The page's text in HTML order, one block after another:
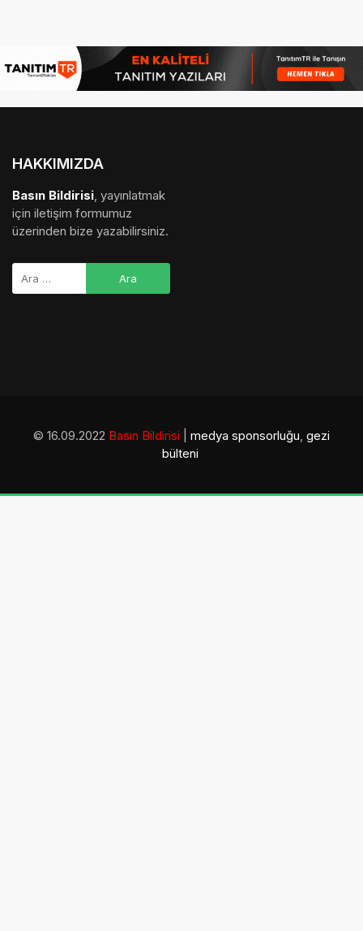
HAKKIMIZDA
Basın Bildirisi, yayınlatmak
için iletişim formumuz
üzerinden bize yazabilirsiniz.
© 16.09.2022 Basın Bildirisi medya sponsorluğu, gezi
bülteni